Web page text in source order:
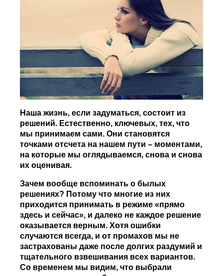
Наша жизнь, если задуматься, состоит из
решений. Естественно, ключевых, тех, что
мы принимаем сами. Они становятся
точками отсчета на нашем пути – моментами,
на которые мы оглядываемся, снова и снова
их оценивая.
Зачем вообще вспоминать о былых
решениях? Потому что многие из них
приходится принимать в режиме «прямо
здесь и сейчас», и далеко не каждое решение
оказывается верным. Хотя ошибки
случаются всегда, и от промахов мы не
застрахованы даже после долгих раздумий и
тщательного взвешивания всех вариантов.
Со временем мы видим, что выбрали